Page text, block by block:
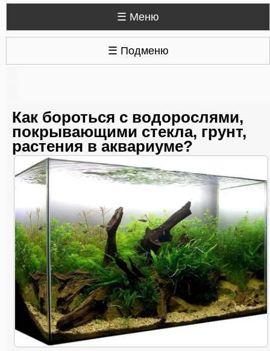
☰ Меню
☰ Подменю
Как бороться с водорослями,
покрывающими стекла, грунт,
растения в аквариуме?